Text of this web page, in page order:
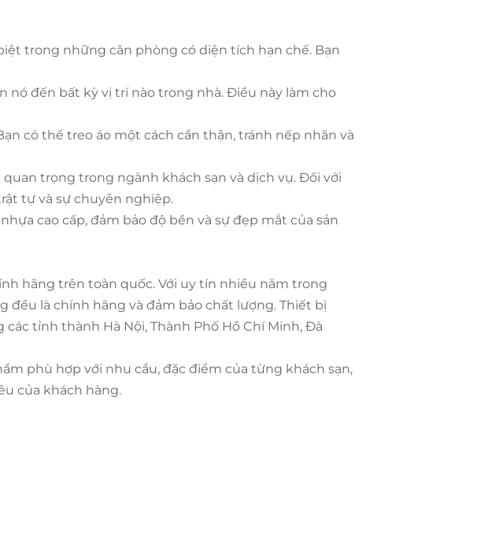
trong những căn phòng có diện tích hạn chế. Bạn
nó đến bất kỳ vị trí nào trong nhà. Điều này làm cho
có thể treo áo một cách cẩn thận, tránh nếp nhăn và
trọng trong ngành khách sạn và dịch vụ. Đối với
tự và sự chuyên nghiệp.
cao cấp, đảm bảo độ bền và sự đẹp mắt của sản
hãng trên toàn quốc. Với uy tín nhiều năm trong
là chính hãng và đảm bảo chất lượng. Thiết bị
tỉnh thành Hà Nội, Thành Phố Hồ Chí Minh, Đà
phù hợp với nhu cầu, đặc điểm của từng khách sạn,
của khách hàng.